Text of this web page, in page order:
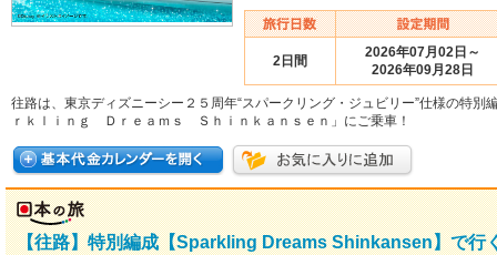
2日間
2026年07月02日～
2026年09月28日
往路は、東京ディズニーシー２５周年“スパークリング・ジュビリー”仕様の特別
ｒｋｌｉｎｇ Ｄｒｅａｍｓ Ｓｈｉｎｋａｎｓｅｎ」にご乗車！
【往路】特別編成【Sparkling Dreams Shinkansen】で行